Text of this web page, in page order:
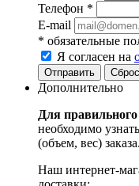
Телефон *
E-mail
* обязательные
Я согласен на
Дополнительно
Для правильного
необходимо
(объем, вес) заказа.
Наш интернет-